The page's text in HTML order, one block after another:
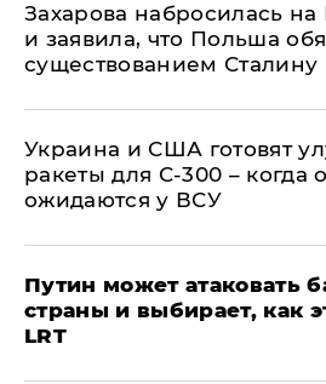
​Захарова набросилась на
и заявила, что Польша
существованием Сталину
Украина и США готовят
ракеты для С-300 – когда
ожидаются у ВСУ
Путин может атаковать
страны и выбирает, как
LRT